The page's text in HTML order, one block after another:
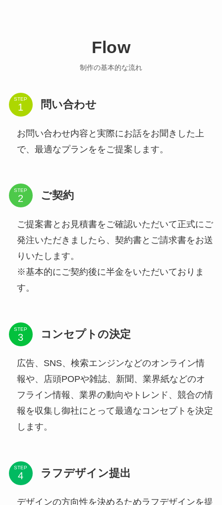
Flow
制作の基本的な流れ
STEP 問い合わせ
お問い合わせ内容と実際にお話をお聞きした上
で、最適なプランををご提案します。
STEP ご契約
ご提案書とお見積書をご確認いただいて正式にご
発注いただきましたら、契約書とご請求書をお送
りいたします。
※基本的にご契約後に半金をいただいておりま
す。
STEP コンセプトの決定
広告、SNS、検索エンジンなどのオンライン情
報や、店頭POPや雑誌、新聞、業界紙などのオ
フライン情報、業界の動向やトレンド、競合の情
報を収集し御社にとって最適なコンセプトを決定
します。
STEP ラフデザイン提出
デザインの方向性を決めるためラフデザインを提